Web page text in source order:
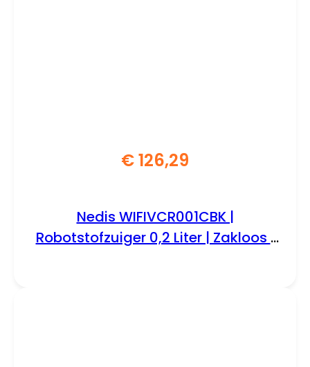
€126,29
Nedis WIFIVCR001CBK |
Robotstofzuiger 0,2 Liter | Zakloos |